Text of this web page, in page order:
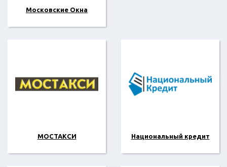
Московские Окна
МОСТАКСИ Национальный кредит